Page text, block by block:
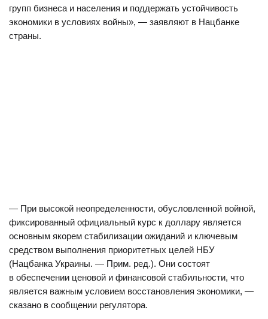
групп бизнеса и населения и поддержать устойчивость
экономики в условиях войны», — заявляют в Нацбанке
страны.
— При высокой неопределенности, обусловленной войной,
фиксированный официальный курс к доллару является
основным якорем стабилизации ожиданий и ключевым
средством выполнения приоритетных целей НБУ
(Нацбанка Украины. — Прим. ред.). Они состоят
в обеспечении ценовой и финансовой стабильности, что
является важным условием восстановления экономики, —
сказано в сообщении регулятора.